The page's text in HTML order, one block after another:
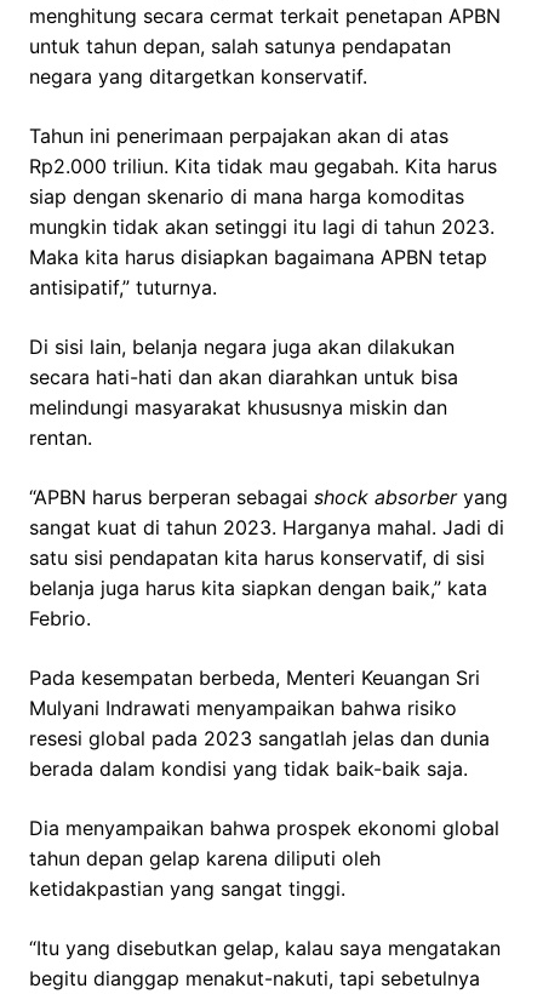
menghitung secara cermat terkait penetapan APBN
untuk tahun depan, salah satunya pendapatan
negara yang ditargetkan konservatif.
Tahun ini penerimaan perpajakan akan di atas
Rp2.000 triliun. Kita tidak mau gegabah. Kita harus
siap dengan skenario di mana harga komoditas
mungkin tidak akan setinggi itu lagi di tahun 2023.
Maka kita harus disiapkan bagaimana APBN tetap
antisipatif,” tuturnya.
Di sisi lain, belanja negara juga akan dilakukan
secara hati-hati dan akan diarahkan untuk bisa
melindungi masyarakat khususnya miskin dan
rentan.
“APBN harus berperan sebagai shock absorberyang
sangat kuat di tahun 2023. Harganya mahal. Jadi di
satu sisi pendapatan kita harus konservatif, di sisi
belanja juga harus kita siapkan dengan baik,” kata
Febrio.
Pada kesempatan berbeda, Menteri Keuangan Sri
Mulyani Indrawati menyampaikan bahwa risiko
resesi global pada 2023 sangatlah jelas dan dunia
berada dalam kondisi yang tidak baik-baik saja.
Dia menyampaikan bahwa prospek ekonomi global
tahun depan gelap karena diliputi oleh
ketidakpastian yang sangat tinggi.
“Itu yang disebutkan gelap, kalau saya mengatakan
begitu dianggap menakut-nakuti, tapi sebetulnya